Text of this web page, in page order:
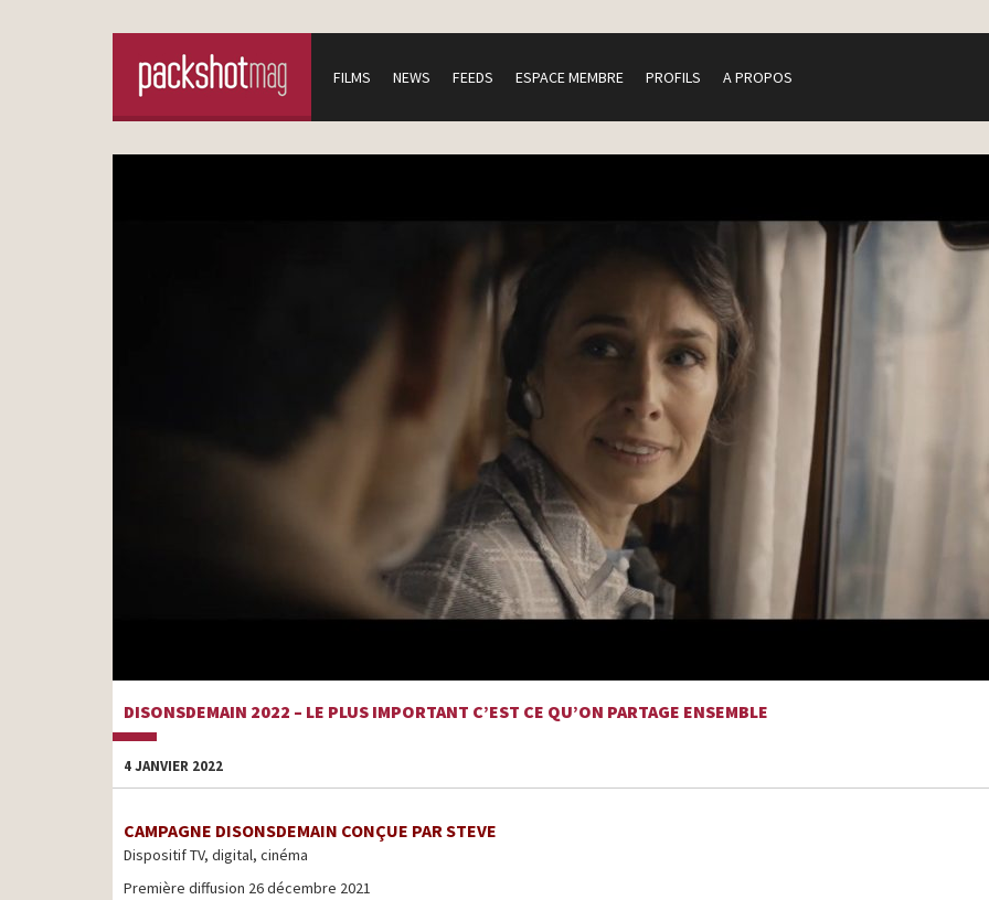
FILMS NEWS FEEDS ESPACE MEMBRE PROFILS A PROPOS
DISONSDEMAIN 2022 – LE PLUS IMPORTANT C’EST CE QU’ON PARTAGE ENSEMBLE
4 JANVIER 2022
CAMPAGNE DISONSDEMAIN CONÇUE PAR STEVE
Dispositif TV, digital, cinéma
Première diffusion 26 décembre 2021